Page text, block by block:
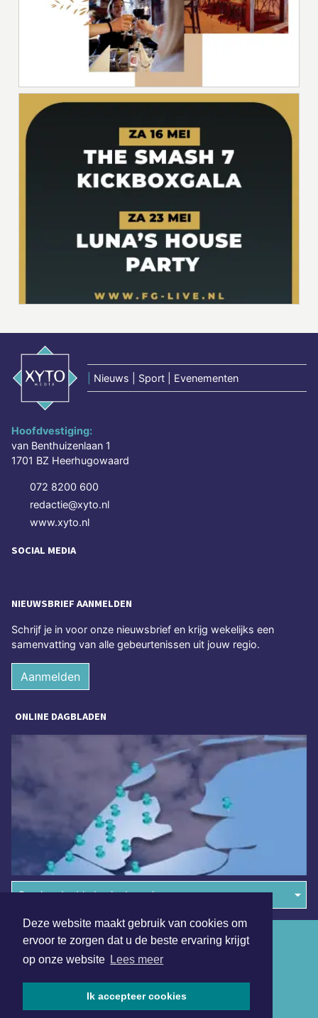
Deze website maakt gebruik van cookies om
ervoor te zorgen dat u de beste ervaring krijgt
op onze website Lees meer
Ik accepteer cookies
Nieuws | Sport | Evenementen
Hoofdvestiging:
van Benthuizenlaan 1
1701 BZ Heerhugowaard
072 8200 600
redactie@xyto.nl
www.xyto.nl
SOCIAL MEDIA
NIEUWSBRIEF AANMELDEN
Schrijf je in voor onze nieuwsbrief en krijg wekelijks een
samenvatting van alle gebeurtenissen uit jouw regio.
Aanmelden
ONLINE DAGBLADEN
Overige dagbladen in de regio
Algemene voorwaarden
Disclaimer